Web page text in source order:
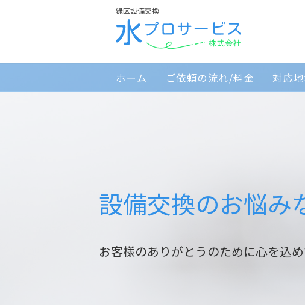
緑区設備交換
ホーム ご依頼の流れ/料金 対応
設備交換のお悩み
お客様のありがとうのために心を込め